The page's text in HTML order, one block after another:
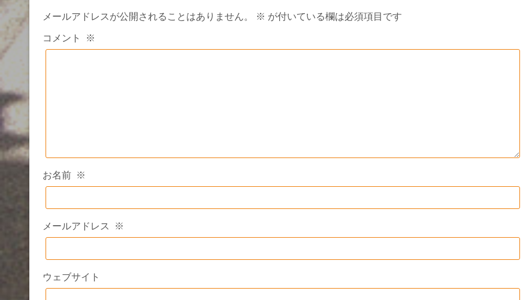
メールアドレスが公開されることはありません。 ※ が付いている欄は必須項目です
コメント ※
お名前 ※
メールアドレス ※
ウェブサイト